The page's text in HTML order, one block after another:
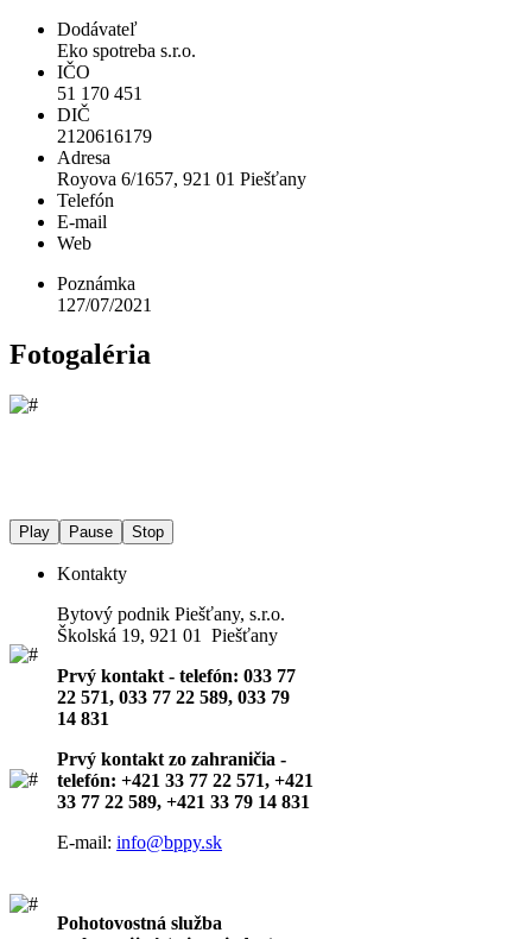
Dodávateľ
Eko spotreba s.r.o.
IČO
51 170 451
DIČ
2120616179
Adresa
Royova 6/1657, 921 01 Piešťany
Telefón
E-mail
Web
Poznámka
127/07/2021
Fotogaléria
Play Pause Stop
Kontakty
Bytový podnik Piešťany, s.r.o.
Školská 19, 921 01 Piešťany
Prvý kontakt - telefón: 033 77
22 571, 033 77 22 589, 033 79
14 831
Prvý kontakt zo zahraničia -
telefón: +421 33 77 22 571, +421
33 77 22 589, +421 33 79 14 831
E-mail: info@bppy.sk
Pohotovostná služba